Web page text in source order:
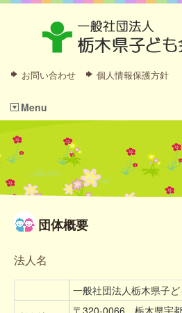
お問い合わせ 個人情報保護方針
Menu
団体概要
法人名
一般社団法人栃木県子